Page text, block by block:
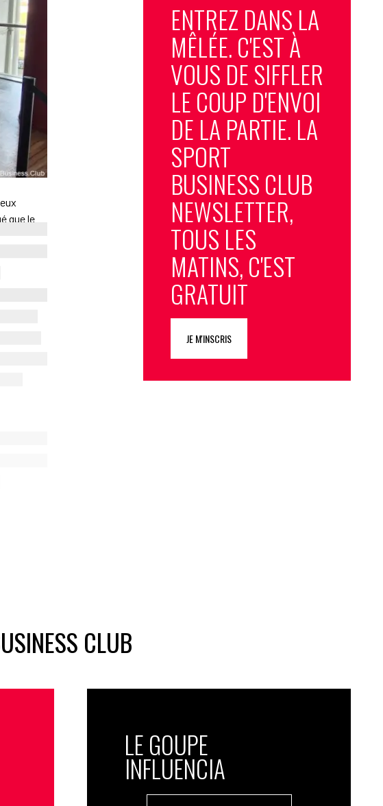
que le
ce
parties
ENTREZ DANS LA
MÊLÉE. C'EST À
VOUS DE SIFFLER
LE COUP D'ENVOI
DE LA PARTIE. LA
SPORT
BUSINESS CLUB
NEWSLETTER,
TOUS LES
MATINS, C'EST
GRATUIT
JE M'INSCRIS
CLUB
LE GOUPE
INFLUENCIA